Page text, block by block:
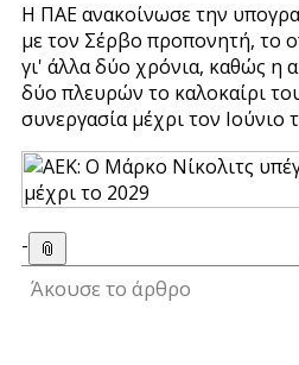
Η ΠΑΕ ανακοίνωσε την
με τον Σέρβο προπονητή, το
γι' άλλα δύο χρόνια, καθώς η
δύο πλευρών το καλοκαίρι
συνεργασία μέχρι τον Ιούνιο
- 📎
Άκουσε το άρθρο